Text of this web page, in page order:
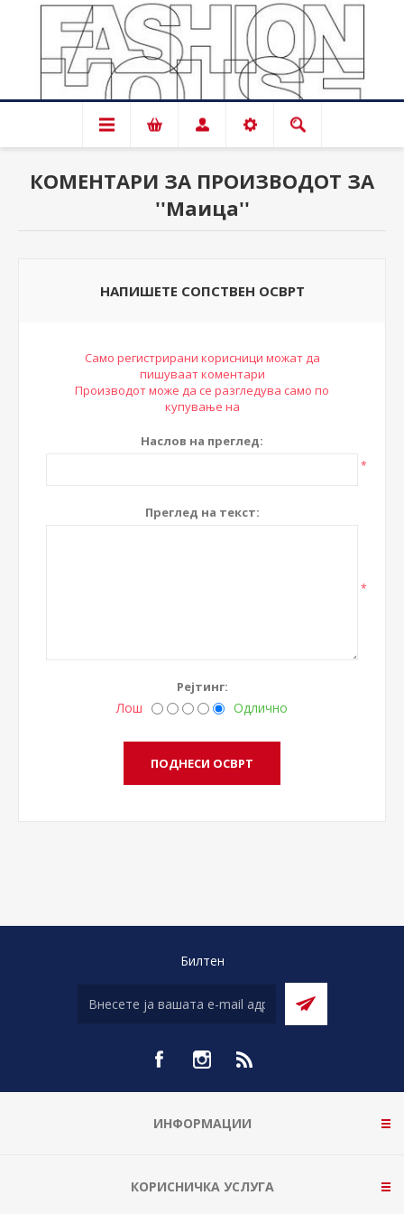
КОМЕНТАРИ ЗА ПРОИЗВОДОТ ЗА
Маица
НАПИШЕТЕ СОПСТВЕН ОСВРТ
Само регистрирани корисници можат да
пишуваат коментари
Производот може да се разгледува само по
купување на
Наслов на преглед:
*
Преглед на текст:
*
Рејтинг:
Лош Одлично
Билтен
ИНФОРМАЦИИ
КОРИСНИЧКА УСЛУГА